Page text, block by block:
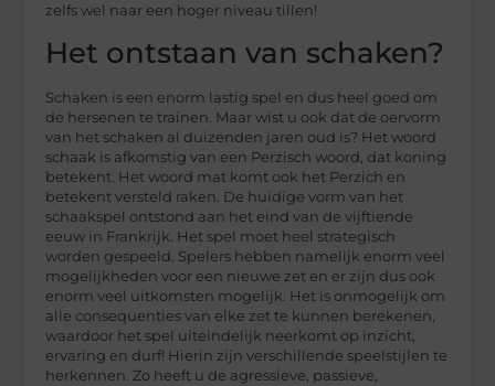
zelfs wel naar een hoger niveau tillen!
Het ontstaan van schaken?
Schaken is een enorm lastig spel en dus heel goed om
de hersenen te trainen. Maar wist u ook dat de oervorm
van het schaken al duizenden jaren oud is? Het woord
schaak is afkomstig van een Perzisch woord, dat koning
betekent. Het woord mat komt ook het Perzich en
betekent versteld raken. De huidige vorm van het
schaakspel ontstond aan het eind van de vijftiende
eeuw in Frankrijk. Het spel moet heel strategisch
worden gespeeld. Spelers hebben namelijk enorm veel
mogelijkheden voor een nieuwe zet en er zijn dus ook
enorm veel uitkomsten mogelijk. Het is onmogelijk om
alle consequenties van elke zet te kunnen berekenen,
waardoor het spel uiteindelijk neerkomt op inzicht,
ervaring en durf! Hierin zijn verschillende speelstijlen te
herkennen. Zo heeft u de agressieve, passieve,